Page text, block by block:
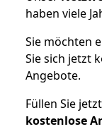
haben viele
Sie möchten
Sie sich jetzt
Angebote.
Füllen Sie
kostenlose